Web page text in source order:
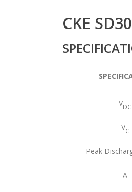
CKE
VDC
VC
Peak
A